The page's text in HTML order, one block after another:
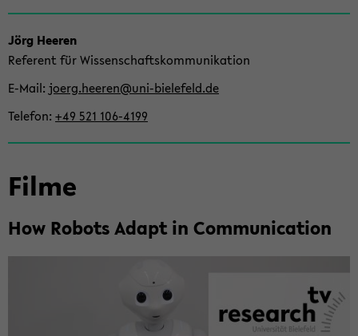
seln
Jörg Hee­ren
Re­fe­rent für Wis­sen­schafts­kom­mu­ni­ka­ti­on
E-​Mail joerg.hee­ren@uni-​bielefeld.de
Te­le­fon +49 521 106-​4199
Filme
How Ro­bots Adapt in Com­mu­ni­ca­ti­on